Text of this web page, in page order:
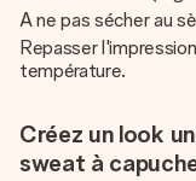
A ne pas sécher au
Repasser
température.
Créez un look
sweat à